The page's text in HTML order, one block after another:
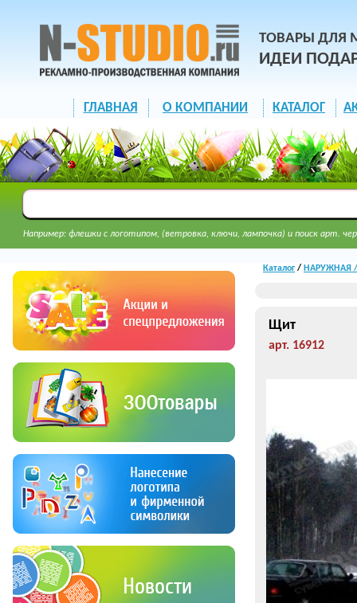
ТОВАРЫ ДЛЯ
ИДЕИ
ГЛАВНАЯ О КОМПАНИИ КАТАЛОГ
Например: флешки с логотипом, (ветровка, ключи, лампочка) и поиск арт.
Каталог/ НАРУЖНАЯ /
Щит
арт. 16912